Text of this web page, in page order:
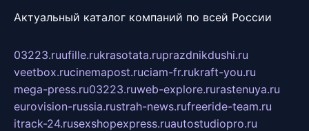
Актуальный каталог компаний по всей России
03223.ruufille.rukrasotata.ruprazdnikdushi.ru
veetbox.rucinemapost.ruciam-fr.rukraft-you.ru
mega-press.ru03223.ruweb-explore.rurastenuya.ru
eurovision-russia.rustrah-news.rufreeride-team.ru
itrack-24.rusexshopexpress.ruautostudiopro.ru